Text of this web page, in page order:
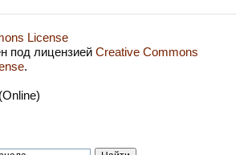
под лицензией Creative Commons
.